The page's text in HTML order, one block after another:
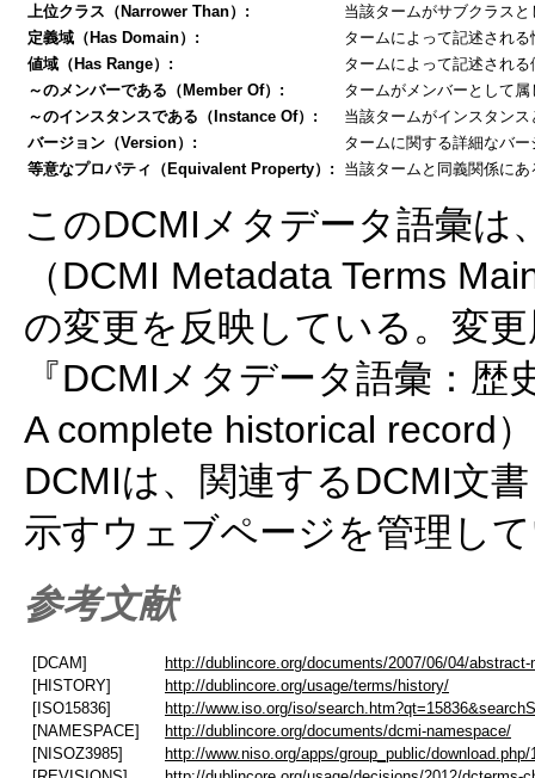
上位クラス（Narrower Than）:
当該タームがサブクラス
定義域（Has Domain）:
タームによって記述され
値域（Has Range）:
タームによって記述され
～のメンバーである（Member Of）:
タームがメンバーとして
～のインスタンスである（Instance Of）:
当該タームがインスタン
バージョン（Version）:
タームに関する詳細なバー
等意なプロパティ（Equivalent Property）:
当該タームと同義関係に
このDCMIメタデータ語彙は
（DCMI Metadata Terms
の変更を反映している。変
『DCMIメタデータ語彙：
A complete historical record
DCMIは、関連するDCMI文
示すウェブページを管理し
参考文献
[DCAM]
http://dublincore.org/documents/2007/06/04/abstract-
[HISTORY]
http://dublincore.org/usage/terms/history/
[ISO15836]
http://www.iso.org/iso/
[NAMESPACE]
http://dublincore.org/documents/dcmi-namespace/
[NISOZ3985]
http://www.niso.org/apps/group_public/